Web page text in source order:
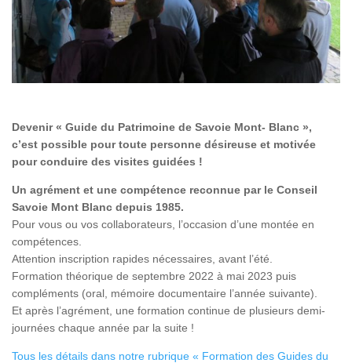
Devenir « Guide du Patrimoine de Savoie Mont- Blanc »,
c’est possible pour toute personne désireuse et motivée
pour conduire des visites guidées !
Un agrément et une compétence reconnue par le Conseil
Savoie Mont Blanc depuis 1985.
Pour vous ou vos collaborateurs, l’occasion d’une montée en
compétences.
Attention inscription rapides nécessaires, avant l’été.
Formation théorique de septembre 2022 à mai 2023 puis
compléments (oral, mémoire documentaire l’année suivante).
Et après l’agrément, une formation continue de plusieurs demi-
journées chaque année par la suite !
Tous les détails dans notre rubrique « Formation des Guides du